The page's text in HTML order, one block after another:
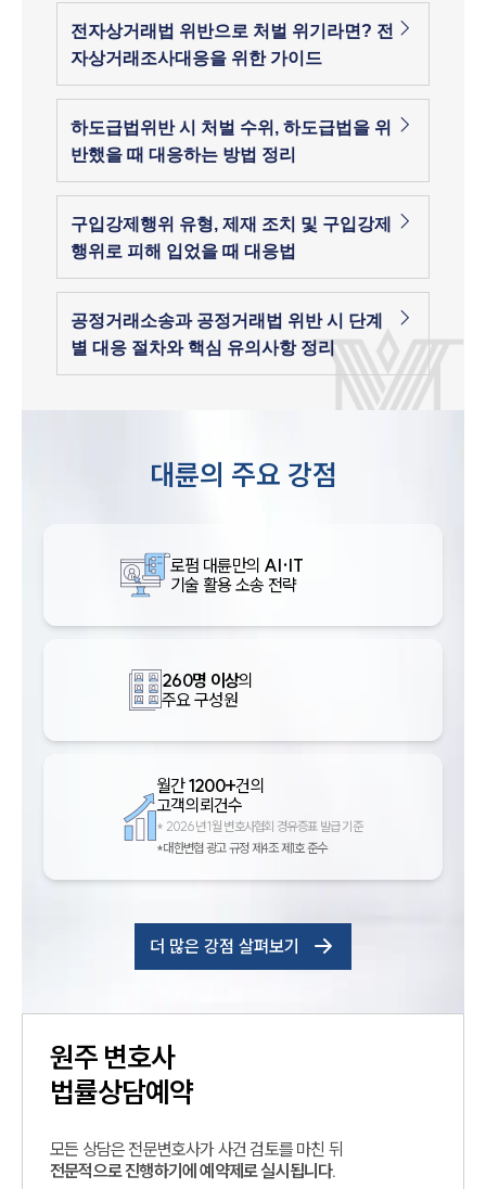
전자상거래법 위반으로 처벌 위기라면? 전
자상거래조사대응을 위한 가이드
하도급법위반 시 처벌 수위, 하도급법을 위
반했을 때 대응하는 방법 정리
구입강제행위 유형, 제재 조치 및 구입강제
행위로 피해 입었을 때 대응법
공정거래소송과 공정거래법 위반 시 단계
별 대응 절차와 핵심 유의사항 정리
대륜의 주요 강점
로펌 대륜만의 AI·IT
기술 활용 소송 전략
260명 이상의
주요 구성원
월간1200+건의
고객의뢰건수
* 2026년 1월 변호사협회 경유증표 발급 기준
*대한변협 광고 규정 제4조 제1호 준수
더 많은 강점 살펴보기
원주 변호사
법률상담예약
모든 상담은 전문변호사가 사건 검토를 마친 뒤
전문적으로 진행하기에 예약제로 실시됩니다.